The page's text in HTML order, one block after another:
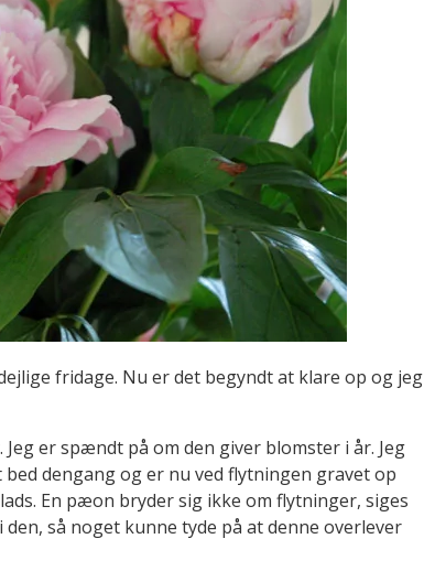
fridage. Nu er det begyndt at klare op og jeg
er spændt på om den giver blomster i år. Jeg
dengang og er nu ved flytningen gravet op
En pæon bryder sig ikke om flytninger, siges
så noget kunne tyde på at denne overlever